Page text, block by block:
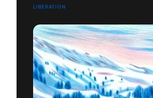
LIBÉRATION